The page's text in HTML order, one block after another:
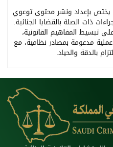
يختص بإعداد ونشر محتوى توعوي
ذات الصلة بالقضايا الجنائية.
تبسيط المفاهيم القانونية،
مدعومة بمصادر نظامية، مع
بالدقة والحياد.